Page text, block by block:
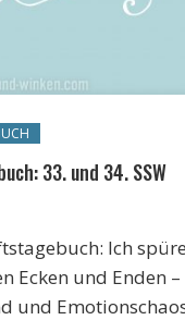
33. und 34. SSW
Ich spüre
Ecken und Enden –
und